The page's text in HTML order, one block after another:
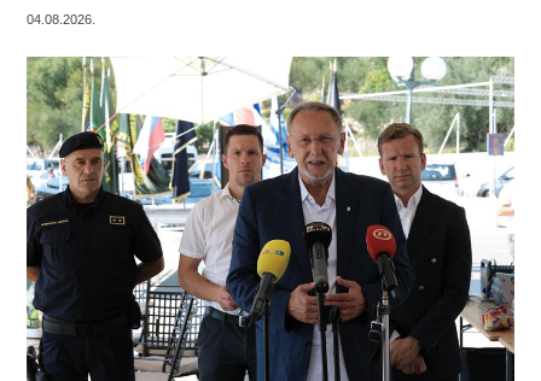
04.08.2026.